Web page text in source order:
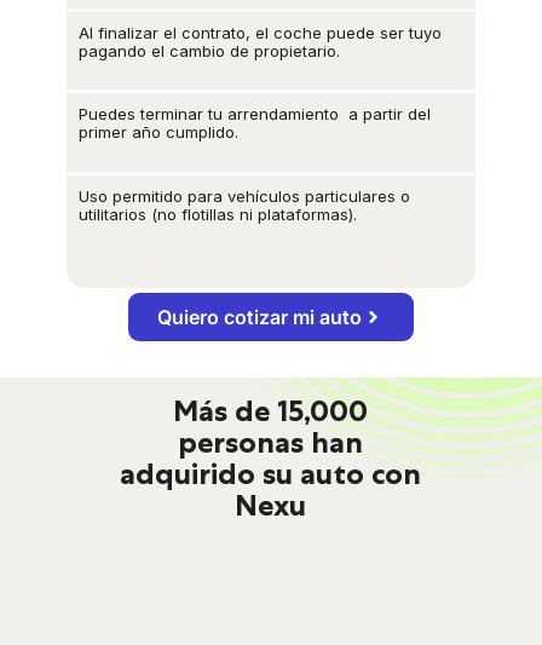
Al finalizar el contrato, el coche puede ser tuyo
pagando el cambio de propietario.
Puedes terminar tu arrendamiento a partir del
primer año cumplido.
Uso permitido para vehículos particulares o
utilitarios (no flotillas ni plataformas).
Quiero cotizar mi auto
Más de 15,000
personas han
adquirido su auto con
Nexu